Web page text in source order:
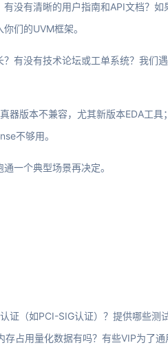
没有清晰的用户指南和API文档？
们的UVM框架。
有没有技术论坛或工单系统？我们
器版本不兼容，尤其新版本EDA工具
不够用。
一个典型场景再决定。
证（如PCI-SIG认证）？提供哪些测
占用量化数据有吗？有些VIP为了